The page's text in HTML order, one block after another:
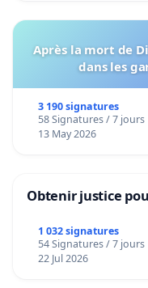
Après la mort de
dans les
3 190 signatures
58 Signatures / 7 jours
13 May 2026
Obtenir justice
1 032 signatures
54 Signatures / 7 jours
22 Jul 2026